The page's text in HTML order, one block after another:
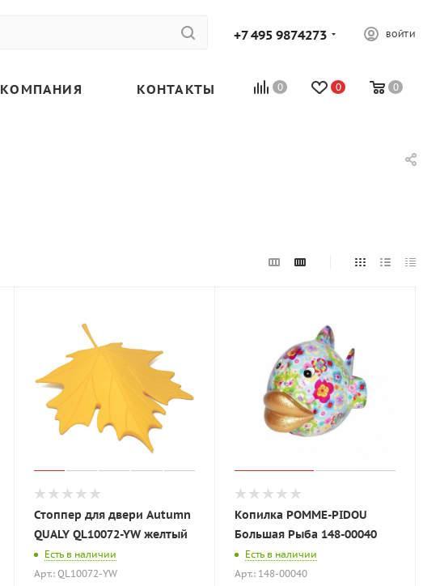
+7 495 9874273 ВОЙТИ
0 0 0
КОМПАНИЯ КОНТАКТЫ
Стоппер для двери Autumn
QUALY QL10072-YW желтый
Есть в наличии
Арт.: QL10072-YW
Копилка POMME-PIDOU
Большая Рыба 148-00040
Есть в наличии
Арт.: 148-00040